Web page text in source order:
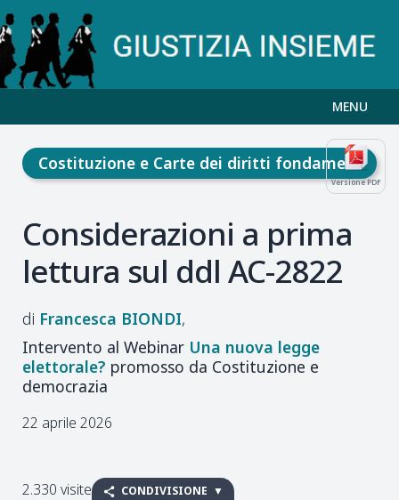
MENU
Versione PDF
Costituzione e Carte dei diritti fondamentali
Considerazioni a prima
lettura sul ddl AC-2822
Francesca BIONDI
Intervento al Webinar Una nuova legge
elettorale? promosso da Costituzione e
democrazia
22 aprile 2026
2.330 visite CONDIVISIONE